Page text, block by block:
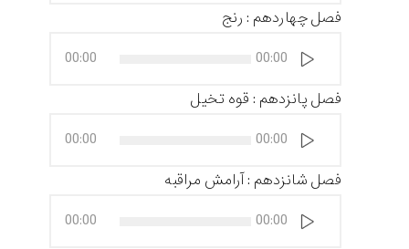
فصل چهاردهم : رنج
صوت
00:00
00:00
فصل پانزدهم : قوه تخیل
صوت
00:00
00:00
فصل شانزدهم : آرامش مراقبه
صوت
00:00
00:00